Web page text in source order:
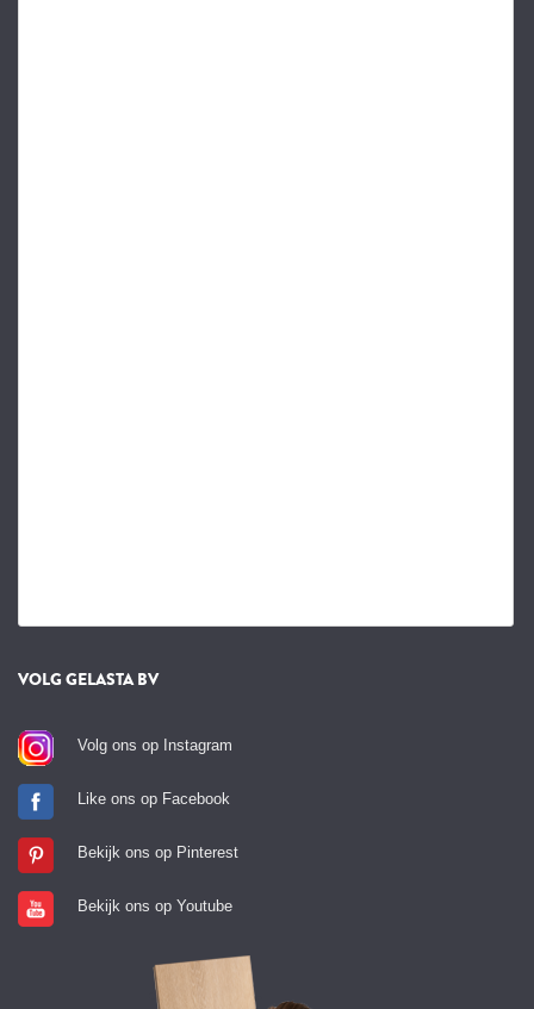
VOLG GELASTA BV
Volg ons op Instagram
Like ons op Facebook
Bekijk ons op Pinterest
Bekijk ons op Youtube